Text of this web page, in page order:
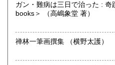
ガン・難病は三日で治った : 奇
books＞ （高嶋象堂 著）
禅林一筆画撰集 （横野太護）